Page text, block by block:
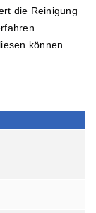
die Reinigung
können